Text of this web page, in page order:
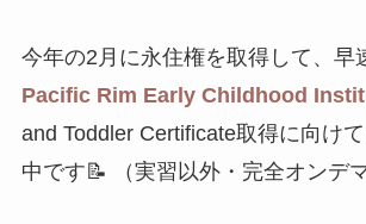
今年の2月に永住権を取得して、早
Pacific Rim Early Childhood
and Toddler Certificate取得に向け
中です📝 （実習以外・完全オンデマ